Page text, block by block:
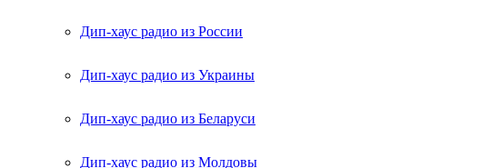
Дип-хаус радио из России
Дип-хаус радио из Украины
Дип-хаус радио из Беларуси
Дип-хаус радио из Молдовы